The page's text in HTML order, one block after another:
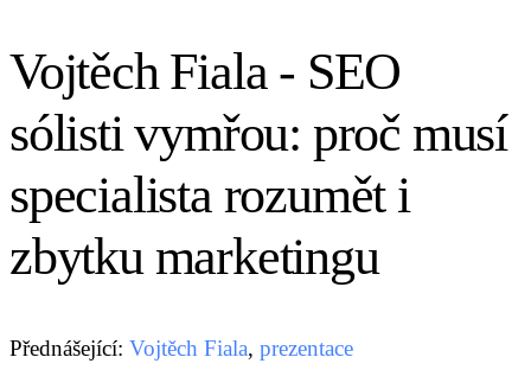
Vojtěch Fiala - SEO
sólisti vymřou: proč musí
specialista rozumět i
zbytku marketingu
Přednášející: Vojtěch Fiala, prezentace